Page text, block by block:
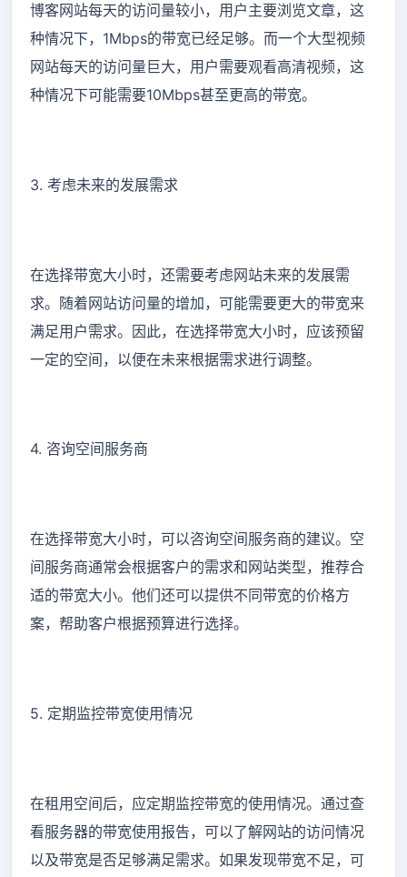
博客网站每天的访问量较小，用户主要浏览文章，这
种情况下，1Mbps的带宽已经足够。而一个大型视频
网站每天的访问量巨大，用户需要观看高清视频，这
种情况下可能需要10Mbps甚至更高的带宽。
3. 考虑未来的发展需求
在选择带宽大小时，还需要考虑网站未来的发展需
求。随着网站访问量的增加，可能需要更大的带宽来
满足用户需求。因此，在选择带宽大小时，应该预留
一定的空间，以便在未来根据需求进行调整。
4. 咨询空间服务商
在选择带宽大小时，可以咨询空间服务商的建议。空
间服务商通常会根据客户的需求和网站类型，推荐合
适的带宽大小。他们还可以提供不同带宽的价格方
案，帮助客户根据预算进行选择。
5. 定期监控带宽使用情况
在租用空间后，应定期监控带宽的使用情况。通过查
看服务器的带宽使用报告，可以了解网站的访问情况
以及带宽是否足够满足需求。如果发现带宽不足，可